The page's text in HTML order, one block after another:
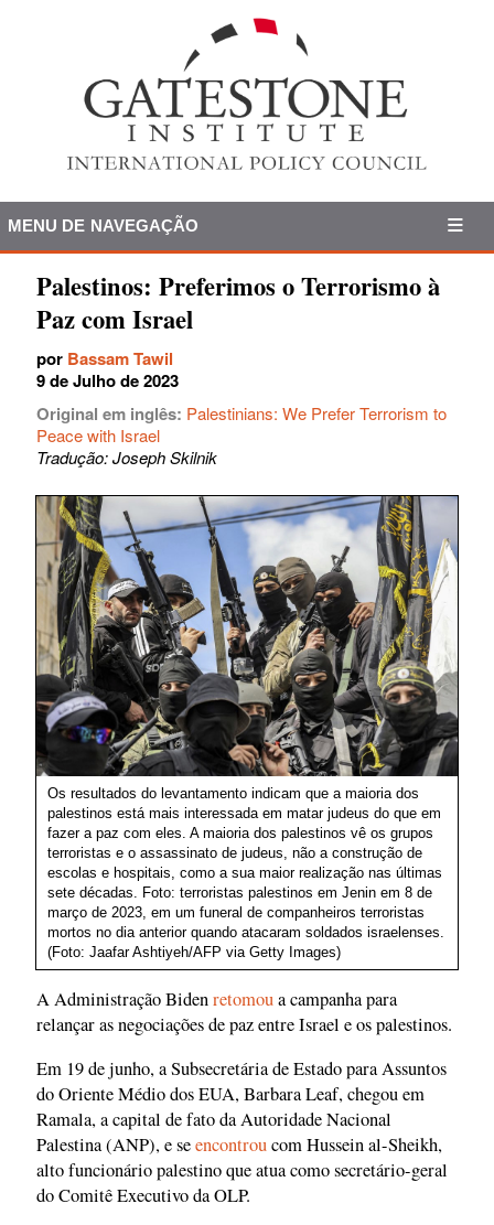
MENU DE NAVEGAÇÃO
Palestinos: Preferimos o Terrorismo à
Paz com Israel
por Bassam Tawil
9 de Julho de 2023
Original em inglês: Palestinians: We Prefer Terrorism to
Peace with Israel
Tradução: Joseph Skilnik
Os resultados do levantamento indicam que a maioria dos
palestinos está mais interessada em matar judeus do que em
fazer a paz com eles. A maioria dos palestinos vê os grupos
terroristas e o assassinato de judeus, não a construção de
escolas e hospitais, como a sua maior realização nas últimas
sete décadas. Foto: terroristas palestinos em Jenin em 8 de
março de 2023, em um funeral de companheiros terroristas
mortos no dia anterior quando atacaram soldados israelenses.
(Foto: Jaafar Ashtiyeh/AFP via Getty Images)
A Administração Bidenretomoua campanha para
relançar as negociações de paz entre Israel e os palestinos.
Em 19 de junho, a Subsecretária de Estado para Assuntos
do Oriente Médio dos EUA, Barbara Leaf, chegou em
Ramala, a capital de fato da Autoridade Nacional
Palestina (ANP), e seencontroucom Hussein al-Sheikh,
alto funcionário palestino que atua como secretário-geral
do Comitê Executivo da OLP.